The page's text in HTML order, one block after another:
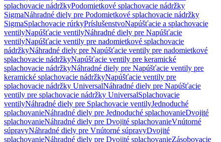
splachovacie nádržkyPodomietkové splachovacie nádržky
SigmaNáhradné diely pre Podomietkové splachovacie nádržky
SigmaSplachovacie rúrkyPríslušenstvoNapúšťacie a splachovacie
ventilyNapúšťacie ventilyNáhradné diely pre Napúšťacie
ventilyNapúšťacie ventily pre nadomietkové splachovacie
nádržkyNáhradné diely pre Napúšťacie ventily pre nadomietkové
splachovacie nádržkyNapúšťacie ventily pre keramické
splachovacie nádržkyNáhradné diely pre Napúšťacie ventily pre
keramické splachovacie nádržkyNapúšťacie ventily pre
splachovacie nádržky UniversalNáhradné diely pre Napúšťacie
ventily pre splachovacie nádržky UniversalSplachovacie
ventilyNáhradné diely pre Splachovacie ventilyJednoduché
splachovanieNáhradné diely pre Jednoduché splachovanieDvojité
splachovanieNáhradné diely pre Dvojité splachovanieVnútorné
súpravyNáhradné diely pre Vnútorné súpravyDvojité
splachovanieNáhradné diely pre Dvojité splachovanieZásobovacie